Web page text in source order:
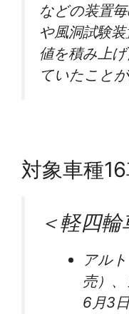
などの装置
や風洞試験
値を積み上
ていたこと
対象車種
＜軽四輪
アル
売）
6月3日